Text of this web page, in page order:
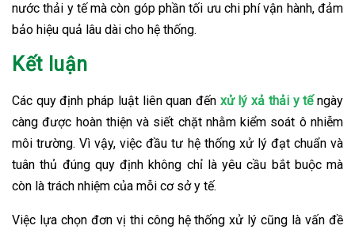
nước thải y tế mà còn góp phần tối ưu chi phí vận hành, đảm
bảo hiệu quả lâu dài cho hệ thống.
Kết luận
Các quy định pháp luật liên quan đến xử lý xả thải y tếngày
càng được hoàn thiện và siết chặt nhằm kiểm soát ô nhiễm
môi trường. Vì vậy, việc đầu tư hệ thống xử lý đạt chuẩn và
tuân thủ đúng quy định không chỉ là yêu cầu bắt buộc mà
còn là trách nhiệm của mỗi cơ sở y tế.
Việc lựa chọn đơn vị thi công hệ thống xử lý cũng là vấn đề